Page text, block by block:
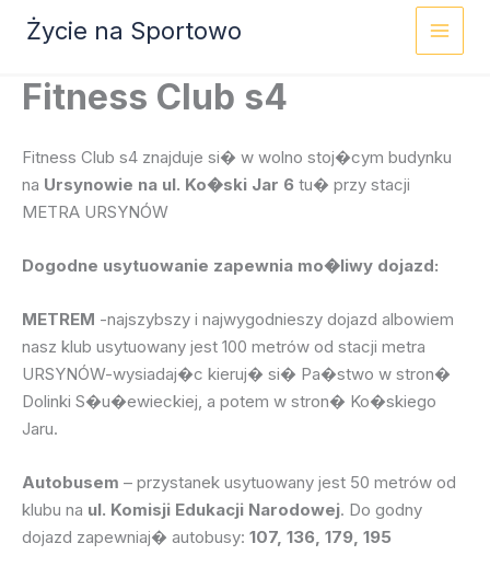
Przejdź
Życie na Sportowo
Fitness Club s4
Fitness Club s4 znajduje si� w wolno stoj�cym budynku
na Ursynowie na ul. Ko�ski Jar 6 tu� przy stacji
METRA URSYNÓW
Dogodne usytuowanie zapewnia mo�liwy dojazd:
METREM -najszybszy i najwygodnieszy dojazd albowiem
nasz klub usytuowany jest 100 metrów od stacji metra
URSYNÓW-wysiadaj�c kieruj� si� Pa�stwo w stron�
Dolinki S�u�ewieckiej, a potem w stron� Ko�skiego
Jaru.
Autobusem – przystanek usytuowany jest 50 metrów od
klubu na ul. Komisji Edukacji Narodowej. Do godny
dojazd zapewniaj� autobusy: 107, 136, 179, 195